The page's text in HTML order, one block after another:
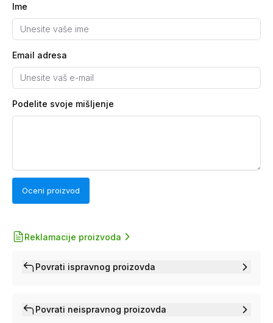
Ime
Email adresa
Podelite svoje mišljenje
Oceni proizvod
Reklamacije proizvoda
Povrati ispravnog proizovda
Povrati neispravnog proizovda